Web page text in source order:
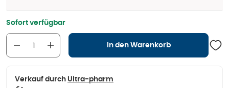
Sofort verfügbar
In den Warenkorb
Verkauf durch Ultra-pharm